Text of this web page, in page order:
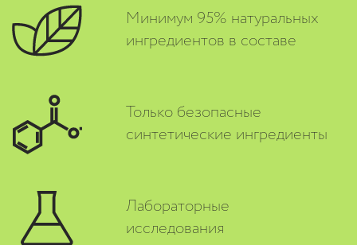
Минимум 95% натуральных
ингредиентов в составе
Только безопасные
синтетические ингредиенты
Лабораторные
исследования